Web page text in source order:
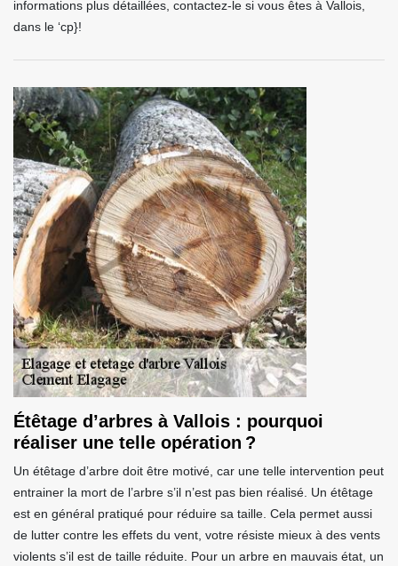
informations plus détaillées, contactez-le si vous êtes à Vallois,
dans le ‘cp}!
Étêtage d’arbres à Vallois : pourquoi
réaliser une telle opération ?
Un étêtage d’arbre doit être motivé, car une telle intervention peut
entrainer la mort de l’arbre s’il n’est pas bien réalisé. Un étêtage
est en général pratiqué pour réduire sa taille. Cela permet aussi
de lutter contre les effets du vent, votre résiste mieux à des vents
violents s’il est de taille réduite. Pour un arbre en mauvais état, un